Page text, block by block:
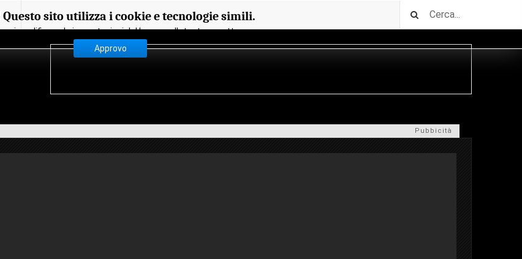
Questo sito utilizza i cookie e tecnologie simili.
si modificano le impostazioni del browser, l'utente accetta.
Approvo
Pubbicità